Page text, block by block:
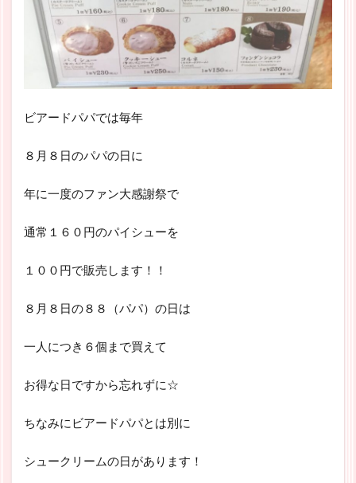
ビアードパパでは毎年
８月８日のパパの日に
年に一度のファン大感謝祭で
通常１６０円のパイシューを
１００円で販売します！！
８月８日の８８（パパ）の日は
一人につき６個まで買えて
お得な日ですから忘れずに☆
ちなみにビアードパパとは別に
シュークリームの日があります！